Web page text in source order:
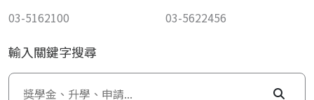
03-5162100 03-5622456
輸入關鍵字搜尋